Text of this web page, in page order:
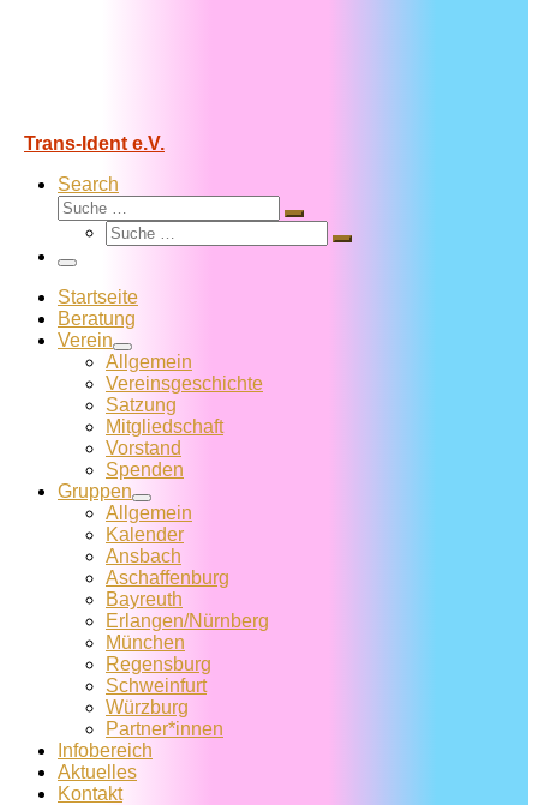
Trans-Ident e.V.
Search
Suche
Suche
Suche
Suche
Menü
Startseite
Beratung
Verein
Allgemein
Vereins­geschichte
Satzung
Mitglied­schaft
Vorstand
Spenden
Gruppen
Allgemein
Kalender
Ansbach
Aschaffenburg
Bayreuth
Erlangen/Nürnberg
München
Regensburg
Schweinfurt
Würzburg
Partner*innen
Infobereich
Aktuelles
Kontakt